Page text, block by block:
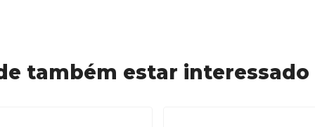
também estar interessado